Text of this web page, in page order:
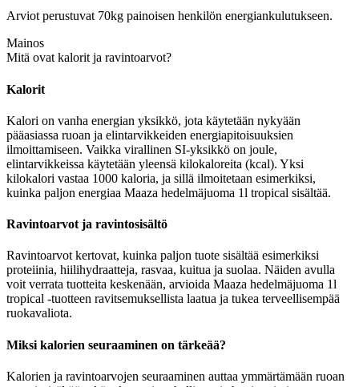
Arviot perustuvat 70kg painoisen henkilön energiankulutukseen.
Mainos
Mitä ovat kalorit ja ravintoarvot?
Kalorit
Kalori on vanha energian yksikkö, jota käytetään nykyään
pääasiassa ruoan ja elintarvikkeiden energiapitoisuuksien
ilmoittamiseen. Vaikka virallinen SI-yksikkö on joule,
elintarvikkeissa käytetään yleensä kilokaloreita (kcal). Yksi
kilokalori vastaa 1000 kaloria, ja sillä ilmoitetaan esimerkiksi,
kuinka paljon energiaa Maaza hedelmäjuoma 1l tropical sisältää.
Ravintoarvot ja ravintosisältö
Ravintoarvot kertovat, kuinka paljon tuote sisältää esimerkiksi
proteiinia, hiilihydraatteja, rasvaa, kuitua ja suolaa. Näiden avulla
voit verrata tuotteita keskenään, arvioida Maaza hedelmäjuoma 1l
tropical -tuotteen ravitsemuksellista laatua ja tukea terveellisempää
ruokavaliota.
Miksi kalorien seuraaminen on tärkeää?
Kalorien ja ravintoarvojen seuraaminen auttaa ymmärtämään ruoan